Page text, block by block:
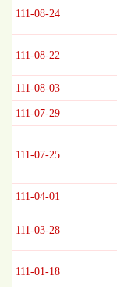
動
訊
息
表，
欄
位
序
發
布
日
期、
111-08-24
111-08-22
111-08-03
111-07-29
111-07-25
111-04-01
111-03-28
111-01-18